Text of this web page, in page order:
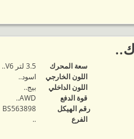
‬سعة المحرك
3.5 لتر V6..
اللون الخارجي
اسود..
اللون الداخلي
بيج..
قوة الدفع
AWD..
رقم الهيكل
BS563898
الفرع
..